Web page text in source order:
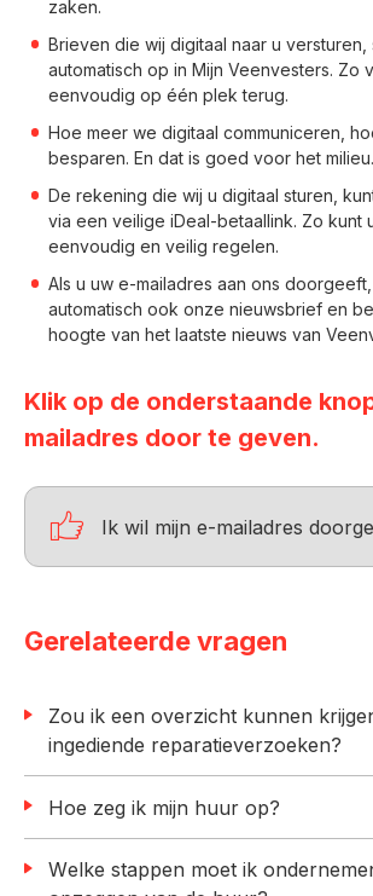
zaken.
Brieven die wij digitaal naar u versturen,
automatisch op in Mijn Veenvesters. Zo
eenvoudig op één plek terug.
Hoe meer we digitaal communiceren,
besparen. En dat is goed voor het milieu.
De rekening die wij u digitaal sturen,
via een veilige iDeal-betaallink. Zo kunt
eenvoudig en veilig regelen.
Als u uw e-mailadres aan ons
automatisch ook onze nieuwsbrief en
hoogte van het laatste nieuws van
Klik op de onderstaande
mailadres door te geven.
 Ik wil mijn e-mailadres
Gerelateerde vragen
Zou ik een overzicht kunnen krijgen van mijn
ingediende reparatieverzoeken?
Hoe zeg ik mijn huur op?
Welke stappen moet ik ondernemen bij het